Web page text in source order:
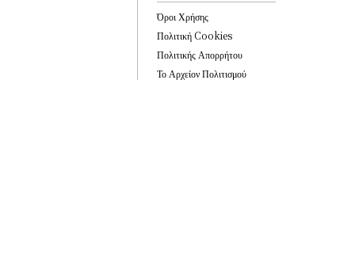
Όροι Χρήσης
Πολιτική Cookies
Πολιτικής Απορρήτου
Το Αρχείον Πολιτισμού